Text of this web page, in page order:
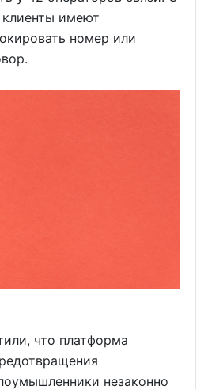
имеют
номер или
что платформа
незаконно